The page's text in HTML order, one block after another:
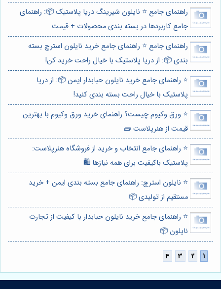
راهنمای جامع ⭐️ نایلون شیرینگ دریا پلاستیک 📦: راهنمای
جامع کاربردها در بسته بندی محصولات + قیمت
راهنمای جامع ⭐️ راهنمای جامع خرید نایلون استرچ بسته
بندی 📦: از دریا پلاستیک با خیال راحت خرید کن!
⭐️ راهنمای جامع خرید نایلون حبابدار ایمن 📦: از دریا
پلاستیک با خیال راحت بسته بندی کنید!
⭐️ ورق وکیوم چیست؟ راهنمای خرید ورق وکیوم با بهترین
قیمت از هنرپلاست 🧱
⭐️ راهنمای جامع انتخاب و خرید از فروشگاه هنرپلاست:
پلاستیک باکیفیت برای همه نیازها 🛍️
⭐️ نایلون استرچ: راهنمای جامع بسته بندی ایمن + خرید
مستقیم از تولیدی 📦
⭐️ راهنمای جامع خرید نایلون حبابدار با کیفیت از تجارت
نایلون 📦